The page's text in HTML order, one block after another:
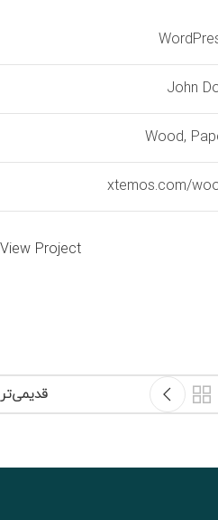
John
Wood,
xtemos.com/
View Project
قدیمی‌تر